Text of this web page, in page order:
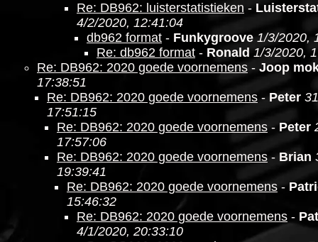
Re: DB962: luisterstatistieken -
4/2/2020, 12:41:04
db962 format - Funkygroove 1/3/2020,
Re: db962 format - Ronald 1/3/2020,
Re: DB962: 2020 goede voornemens - Joop
17:38:51
Re: DB962: 2020 goede voornemens -Peter
17:51:15
Re: DB962: 2020 goede voornemens - Peter
17:57:06
Re: DB962: 2020 goede voornemens - Brian
19:39:41
Re: DB962: 2020 goede voornemens -
15:46:32
Re: DB962: 2020 goede voornemens -
4/1/2020, 20:33:10